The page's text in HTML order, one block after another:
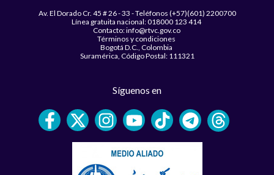
Av. El Dorado Cr. 45 # 26 - 33 - Teléfonos (+57)(601) 2200700
Línea gratuita nacional: 018000 123 414
Contacto: info@rtvc.gov.co
Términos y condiciones
Bogotá D.C., Colombia
Suramérica, Código Postal: 111321
Síguenos en